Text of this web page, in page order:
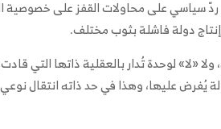
ردّ سياسي على محاولات القفز على
دولة فاشلة بثوب مختلف.
«لا» لوحدة تُدار بالعقلية ذاتها التي قادت
عليها، وهذا في حد ذاته انتقال